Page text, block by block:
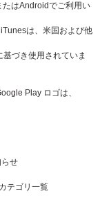
たはAndroidでご利用い
は、米国および他
づき使用されていま
Play ロゴは、
せ
カテゴリ一覧